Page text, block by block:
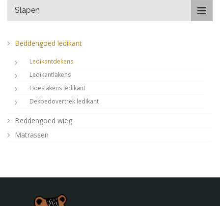
Slapen
Beddengoed ledikant
Ledikantdekens
Ledikantlakens
Hoeslakens ledikant
Dekbedovertrek ledikant
Beddengoed wieg
Matrassen